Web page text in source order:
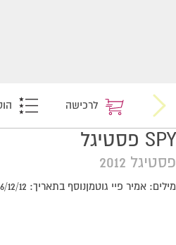
לרכישה
SPY פסטיגל
פסטיגל 2012
מילים: אמיר פיי גוטמןנוסף בתאריך: 26/12/12